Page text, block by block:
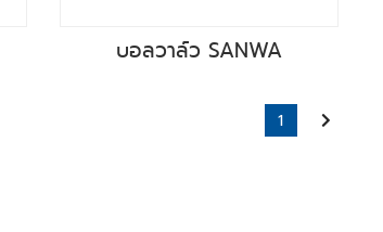
บอลวาล์ว SANWA
1